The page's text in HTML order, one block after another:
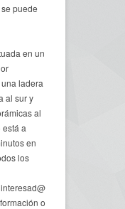
puede
en un
ladera
al sur y
al
a
en
los
o